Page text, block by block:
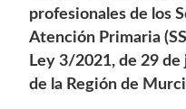
profesionales de los
Atención Primaria
Ley 3/2021, de 29
de la Región de